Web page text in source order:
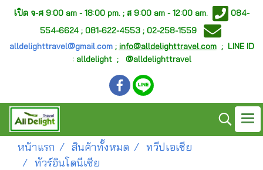
เปิด จ-ศ 9:00 am - 18:00 pm. ; ส 9:00 am - 12:00 am.
084-
554-6624 ; 081-622-4553 ; 02-258-1559
alldelighttravel@gmail.com; info@alldelighttravel.com; LINE ID
: alldelight ; @alldelighttravel
หน้าแรก สินค้าทั้งหมด
ทวีปเอเชีย
ทัวร์อินโดนีเซีย